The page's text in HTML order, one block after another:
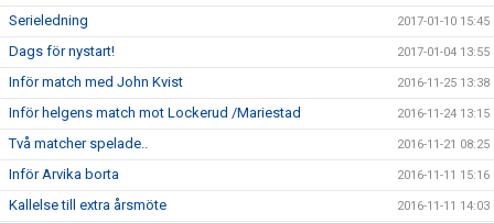
Serieledning 2017-01-10 15:45
Dags för nystart! 2017-01-04 13:55
Inför match med John Kvist 2016-11-25 13:38
Inför helgens match mot Lockerud /Mariestad 2016-11-24 13:15
Två matcher spelade.. 2016-11-21 08:25
Inför Arvika borta 2016-11-11 15:16
Kallelse till extra årsmöte 2016-11-11 14:03